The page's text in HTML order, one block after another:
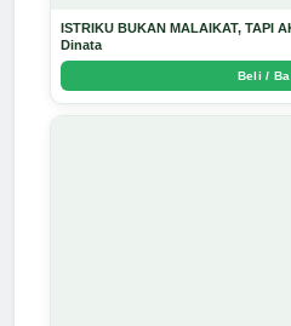
ISTRIKU BUKAN MALAIKAT, TAPI
Dinata
Beli /